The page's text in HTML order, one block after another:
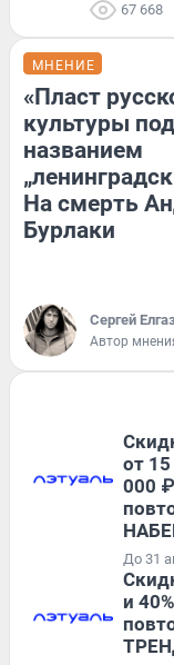
67 668
МНЕНИЕ
«Пласт
культуры под
названием
На смерть
Бурлаки
Сергей
Автор
от
000
До 31
и